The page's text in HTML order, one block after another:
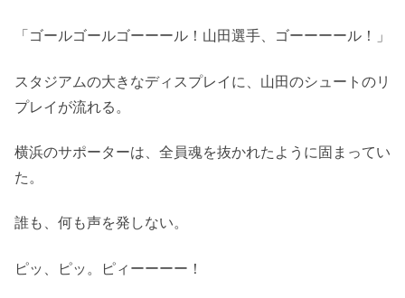
「ゴールゴールゴーーール！山田選手、ゴーーーール！」
スタジアムの大きなディスプレイに、山田のシュートのリ
プレイが流れる。
横浜のサポーターは、全員魂を抜かれたように固まってい
た。
誰も、何も声を発しない。
ピッ、ピッ。ピィーーーー！